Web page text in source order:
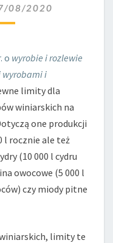
08/2020
o wyrobie i rozlewie
wyrobami i
limity dla
winiarskich na
one produkcji
l rocznie ale też
(10 000 l cydru
owocowe (5 000 l
czy miody pitne
limity te